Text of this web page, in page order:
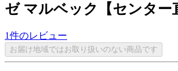
ゼ マルベック【センター
1件のレビュー
お届け地域ではお取り扱いのない商品です